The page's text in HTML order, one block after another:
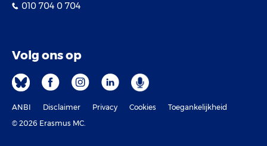
010 704 0 704
Volg ons op
ANBI Disclaimer Privacy Cookies
Toegankelijkheid
© 2026 Erasmus MC.